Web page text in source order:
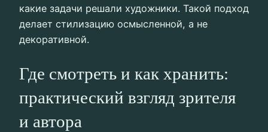
какие задачи решали художники. Такой подход
делает стилизацию осмысленной, а не
декоративной.
Где смотреть и как хранить:
практический взгляд зрителя
и автора